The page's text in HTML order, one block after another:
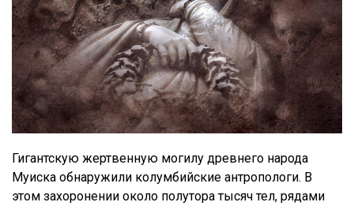
Гигантскую жертвенную могилу древнего народа
Муиска обнаружили колумбийские антропологи. В
этом захоронении около полутора тысяч тел, рядами